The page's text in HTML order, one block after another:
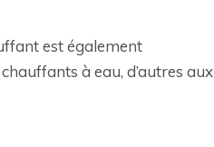
est également
à eau, d’autres aux